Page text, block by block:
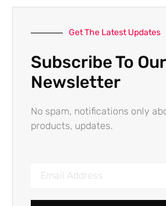
Get The Latest Updates
Subscribe To
Newsletter
No spam, notifications only
products, updates.